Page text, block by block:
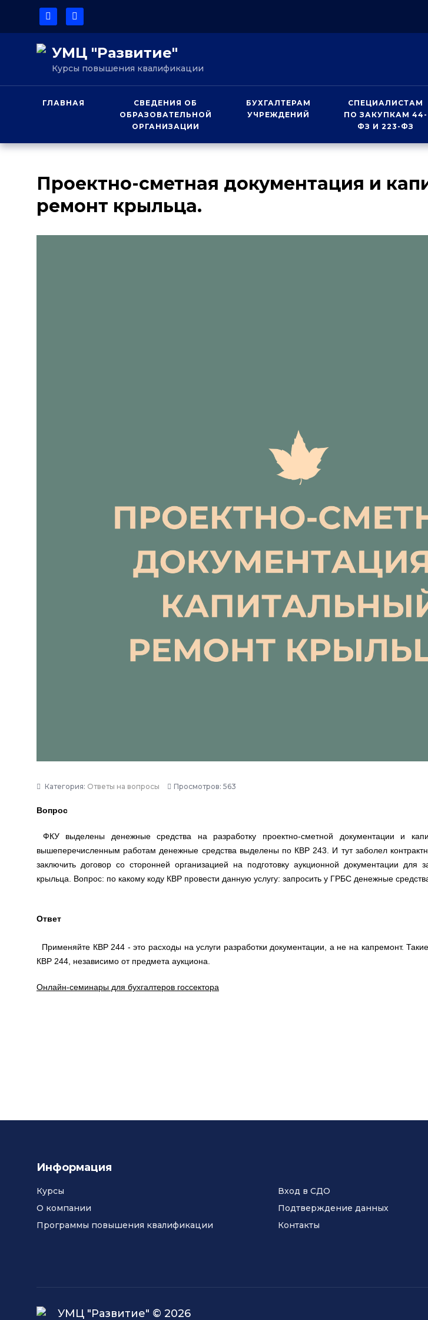
УМЦ "Развитие"
Курсы повышения квалификации
ГЛАВНАЯ
СВЕДЕНИЯ ОБ
ОБРАЗОВАТЕЛЬНОЙ
ОРГАНИЗАЦИИ
БУХГАЛТЕРАМ
УЧРЕЖДЕНИЙ
СПЕЦИАЛИСТАМ
ПО ЗАКУПКАМ 44-
ФЗ И 223-ФЗ
Проектно-сметная документация и
ремонт крыльца.
Категория: Ответы на вопросы Просмотров: 563
Вопрос
ФКУ выделены денежные средства на разработку проектно-сметной документации и
вышеперечисленным работам денежные средства выделены по КВР 243. И тут заболел
заключить договор со сторонней организацией на подготовку аукционной документации для
крыльца. Вопрос: по какому коду КВР провести данную услугу: запросить у ГРБС денежные
Ответ
Применяйте КВР 244 - это расходы на услуги разработки документации, а не на капремонт.
КВР 244, независимо от предмета аукциона.
Онлайн-семинары для бухгалтеров госсектора
Информация
Курсы
О компании
Программы повышения квалификации
Вход в СДО
Подтверждение данных
Контакты
УМЦ "Развитие" © 2026